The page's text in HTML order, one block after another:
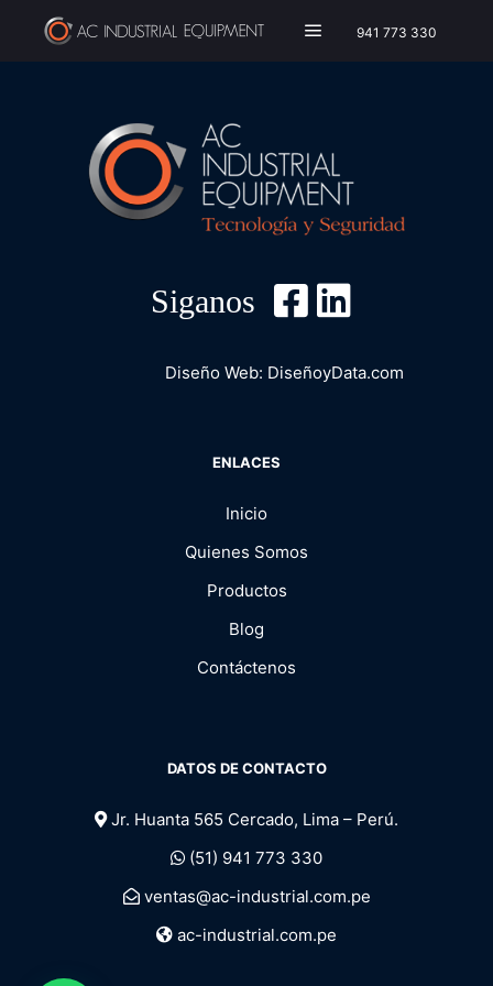
Menú principal
941 773 330
Siganos
Diseño Web: DiseñoyData.com
ENLACES
Inicio
Quienes Somos
Productos
Blog
Contáctenos
DATOS DE CONTACTO
Jr. Huanta 565 Cercado, Lima – Perú.
(51) 941 773 330
ventas@ac-industrial.com.pe
ac-industrial.com.pe